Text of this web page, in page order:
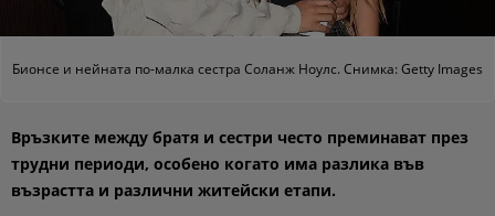
Бионсе и нейната по-малка сестра Соланж Ноулс. Снимка: Getty Images
Връзките между братя и сестри често преминават през
трудни периоди, особено когато има разлика във
възрастта и различни житейски етапи.